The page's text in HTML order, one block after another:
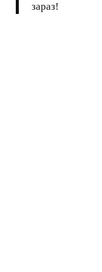
зараз!